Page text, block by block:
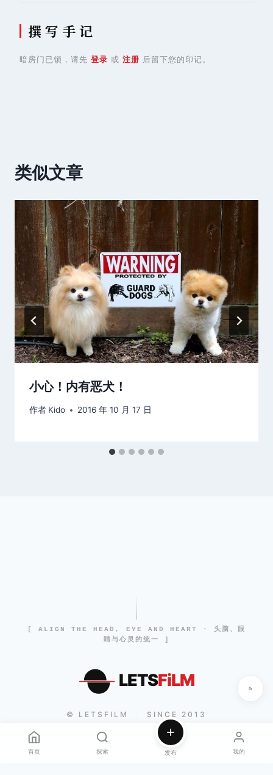
撰 写 手 记
暗房门已锁，请先 登录 或 注册 后留下您的印记。
类似文章
小心！内有恶犬！
作者 Kido 2016 年 10 月 17 日
[ ALIGN THE HEAD, EYE AND HEART · 头脑、眼
睛与心灵的统一 ]
LETSFiLM
© LETSFILM SINCE 2013
首页 探索 发布 我的